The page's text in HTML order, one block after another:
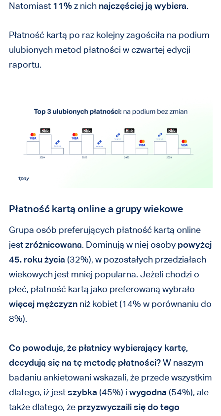
Natomiast 11%z nich najczęściej ją wybiera.
Płatność kartą po raz kolejny zagościła na podium
ulubionych metod płatności w czwartej edycji
raportu.
Płatność kartą online a grupy wiekowe
Grupa osób preferujących płatność kartą online
jestzróżnicowana. Dominują w niej osoby powyżej
45. roku życia (32%), w pozostałych przedziałach
wiekowych jest mniej popularna. Jeżeli chodzi o
płeć, płatność kartą jako preferowaną wybrało
więcej mężczyzn niż kobiet (14% w porównaniu do
8%).
Co powoduje, że płatnicy wybierający kartę,
decydują się na tę metodę płatności?W naszym
badaniu ankietowani wskazali, że przede wszystkim
dlatego, iż jestszybka (45%) i wygodna (54%), ale
także dlatego, że przyzwyczaili się do tego